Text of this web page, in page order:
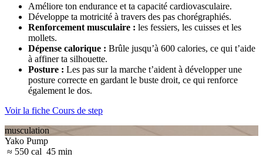
Améliore ton endurance et ta capacité cardiovasculaire.
Développe ta motricité à travers des pas chorégraphiés.
Renforcement musculaire : les fessiers, les cuisses et les
mollets.
Dépense calorique : Brûle jusqu’à 600 calories, ce qui t’aide
à affiner ta silhouette.
Posture : Les pas sur la marche t’aident à développer une
posture correcte en gardant le buste droit, ce qui renforce
également le dos.
Voir la fiche Cours de step
musculation
Yako Pump
≈ 550 cal 45 min